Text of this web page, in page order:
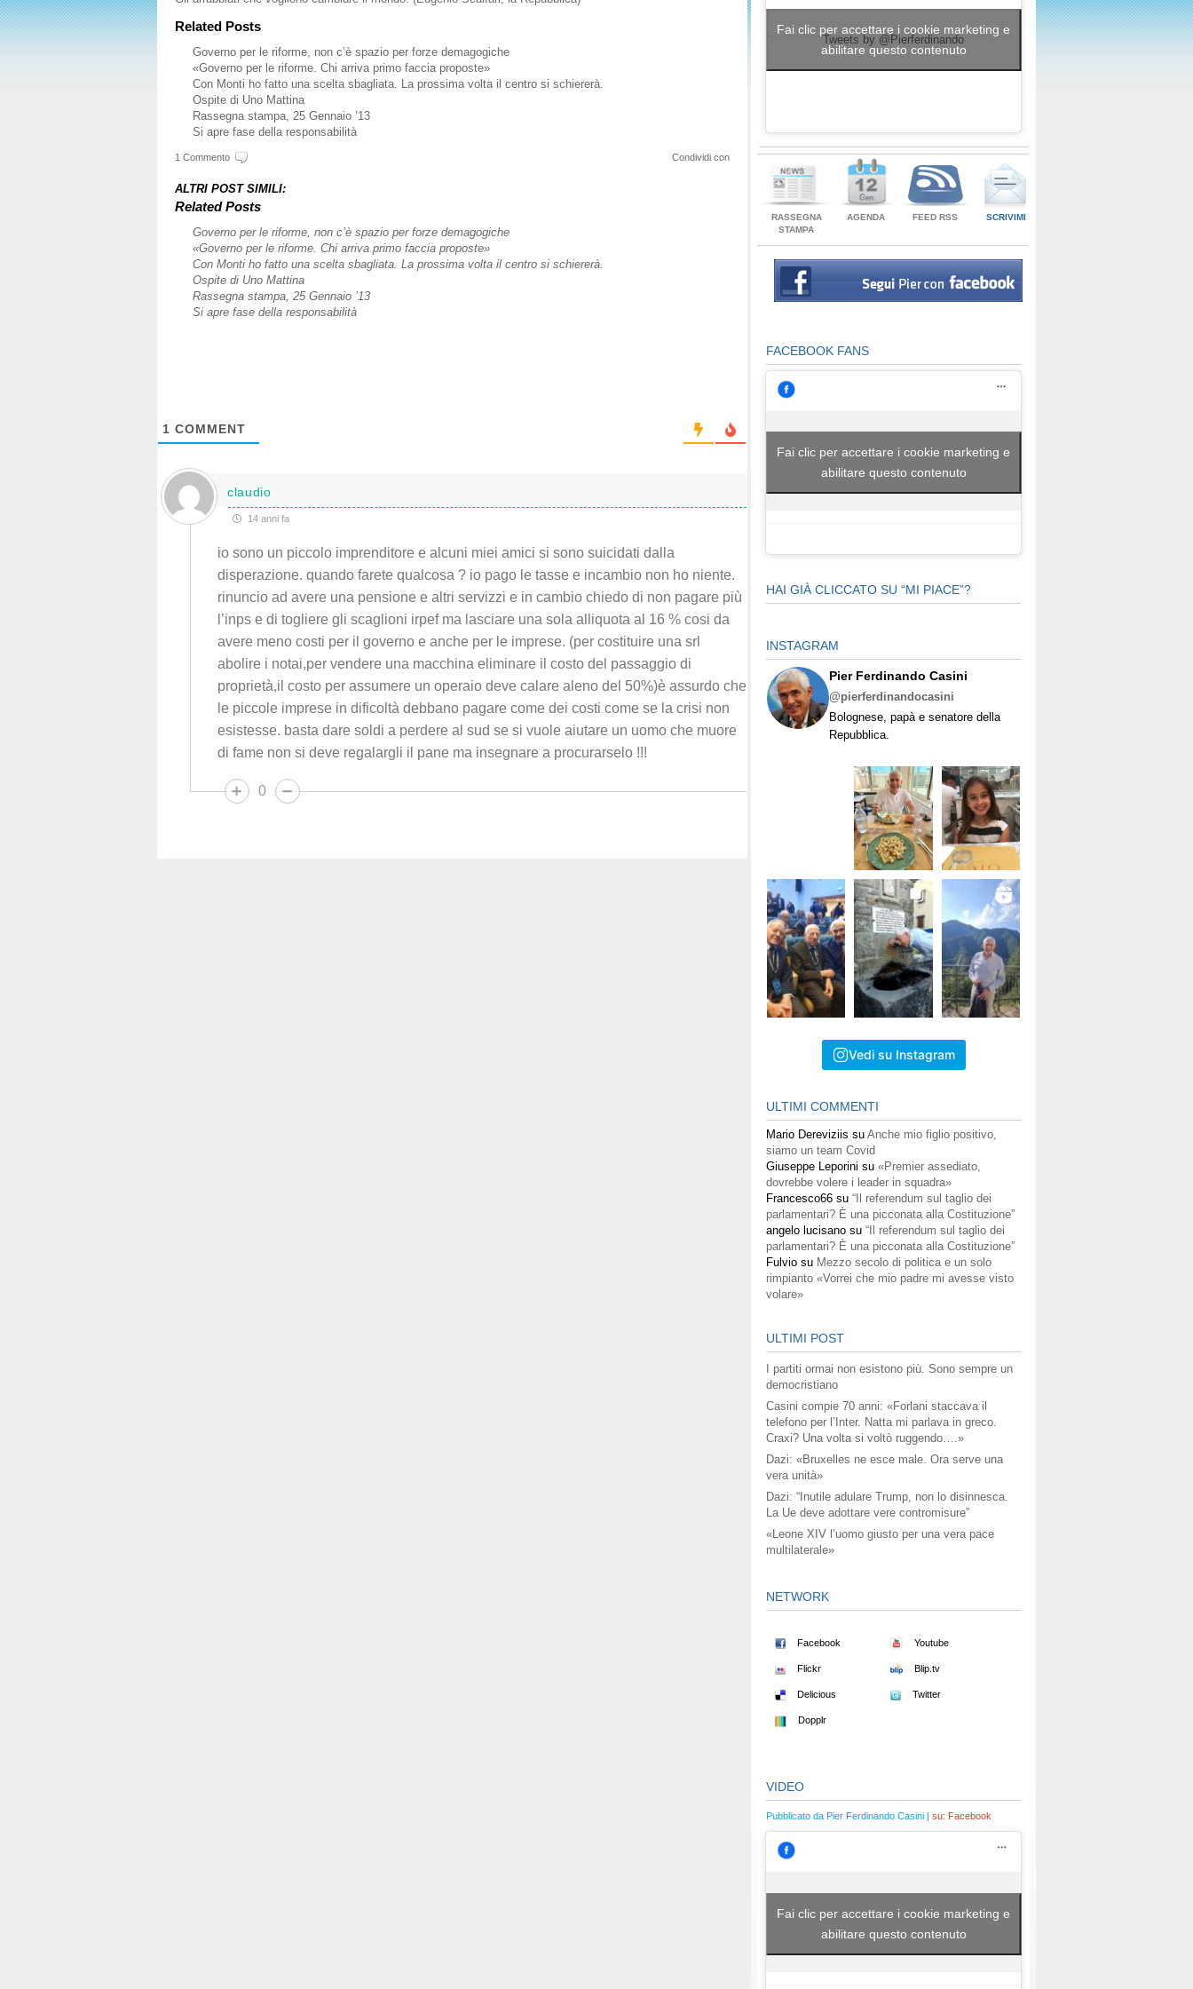
Related Posts
Governo per le riforme, non c’è spazio per forze demagogiche
«Governo per le riforme. Chi arriva primo faccia proposte»
Con Monti ho fatto una scelta sbagliata. La prossima volta il centro si schiererà.
Ospite di Uno Mattina
Rassegna stampa, 25 Gennaio ’13
Si apre fase della responsabilità
1 Commento
ALTRI POST SIMILI:
Related Posts
Governo per le riforme, non c’è spazio per forze demagogiche
«Governo per le riforme. Chi arriva primo faccia proposte»
Con Monti ho fatto una scelta sbagliata. La prossima volta il centro si schiererà.
Ospite di Uno Mattina
Rassegna stampa, 25 Gennaio ’13
Si apre fase della responsabilità
Condividi con
1 COMMENT
claudio
14 anni fa
io sono un piccolo imprenditore e alcuni miei amici si sono suicidati dalla
disperazione. quando farete qualcosa ? io pago le tasse e incambio non ho niente.
rinuncio ad avere una pensione e altri servizzi e in cambio chiedo di non pagare più
l’inps e di togliere gli scaglioni irpef ma lasciare una sola alliquota al 16 % cosi da
avere meno costi per il governo e anche per le imprese. (per costituire una srl
abolire i notai,per vendere una macchina eliminare il costo del passaggio di
proprietà,il costo per assumere un operaio deve calare aleno del 50%)è assurdo che
le piccole imprese in dificoltà debbano pagare come dei costi come se la crisi non
esistesse. basta dare soldi a perdere al sud se si vuole aiutare un uomo che muore
di fame non si deve regalargli il pane ma insegnare a procurarselo !!!
0
Tweets by @Pierferdinando
Fai clic per accettare i cookie marketing e
abilitare questo contenuto
RASSEGNA
STAMPA
AGENDA FEED RSS SCRIVIMI
FACEBOOK FANS
Fai clic per accettare i cookie marketing e
abilitare questo contenuto
HAI GIÀ CLICCATO SU “MI PIACE”?
INSTAGRAM
Pier Ferdinando Casini
@pierferdinandocasini
Bolognese, papà e senatore della
Repubblica.
Vedi su Instagram
ULTIMI COMMENTI
Mario Dereviziis su Anche mio figlio positivo,
siamo un team Covid
Giuseppe Leporini su «Premier assediato,
dovrebbe volere i leader in squadra»
Francesco66 su “Il referendum sul taglio dei
parlamentari? È una picconata alla Costituzione”
angelo lucisano su “Il referendum sul taglio dei
parlamentari? È una picconata alla Costituzione”
Fulvio su Mezzo secolo di politica e un solo
rimpianto «Vorrei che mio padre mi avesse visto
volare»
ULTIMI POST
I partiti ormai non esistono più. Sono sempre un
democristiano
Casini compie 70 anni: «Forlani staccava il
telefono per l’Inter. Natta mi parlava in greco.
Craxi? Una volta si voltò ruggendo….»
Dazi: «Bruxelles ne esce male. Ora serve una
vera unità»
Dazi: “Inutile adulare Trump, non lo disinnesca.
La Ue deve adottare vere contromisure”
«Leone XIV l’uomo giusto per una vera pace
multilaterale»
NETWORK
Facebook Youtube
Flickr Blip.tv
Delicious Twitter
Dopplr
VIDEO
Pubblicato da Pier Ferdinando Casini | su: Facebook
Fai clic per accettare i cookie marketing e
abilitare questo contenuto